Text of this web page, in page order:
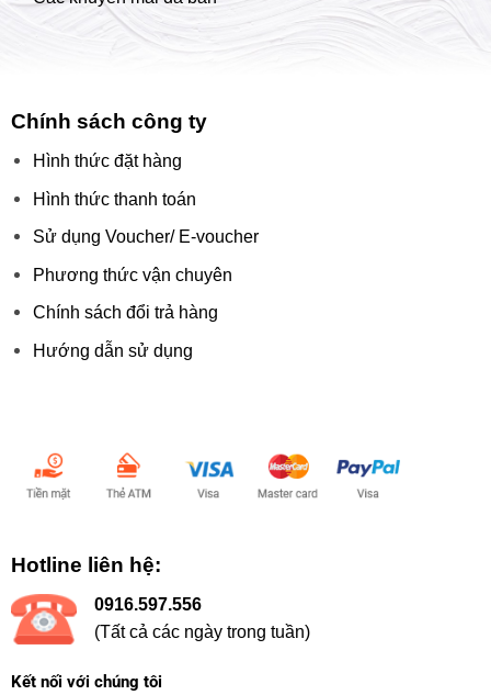
Chính sách công ty
Hình thức đặt hàng
Hình thức thanh toán
Sử dụng Voucher/ E-voucher
Phương thức vận chuyên
Chính sách đổi trả hàng
Hướng dẫn sử dụng
Hotline liên hệ:
0916.597.556
(Tất cả các ngày trong tuần)
Kết nối với chúng tôi